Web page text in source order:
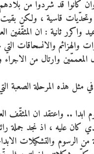
وان كانوا قد شرّدوا من
قاسية ، ولكن بقيت
ثانية : ان المثقّفين
والهزائم والانسحاقات
وارتال من الاجراء
هذه المرحلة الصعبة
ابدا .. واعتقد ان المثقّف
عليه ، اذ نجد جملة
من الرسوم والتشكيلات